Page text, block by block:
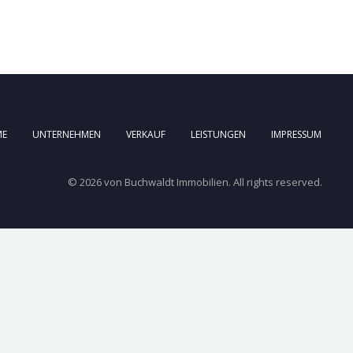
UNTERNEHMEN VERKAUF LEISTUNGEN IMPRESSUM
© 2026 von Buchwaldt Immobilien. All rights reserved.